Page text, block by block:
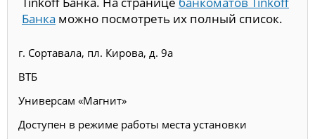
Банка можно посмотреть их полный список.
г. Сортавала, пл. Кирова, д. 9а
ВТБ
Универсам «Магнит»
Доступен в режиме работы места установки